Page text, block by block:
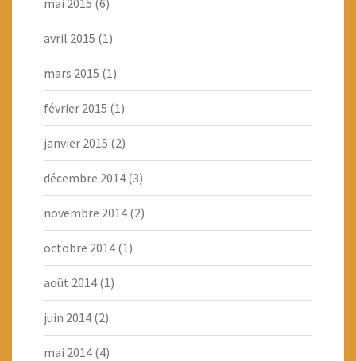
avril 2015 (1)
mars 2015 (1)
février 2015 (1)
janvier 2015 (2)
décembre 2014 (3)
novembre 2014 (2)
octobre 2014 (1)
août 2014 (1)
juin 2014 (2)
mai 2014 (4)